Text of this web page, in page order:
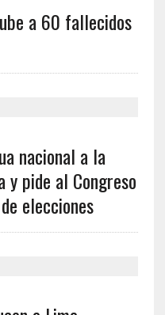
a 60 fallecidos
nacional a la
pide al Congreso
elecciones